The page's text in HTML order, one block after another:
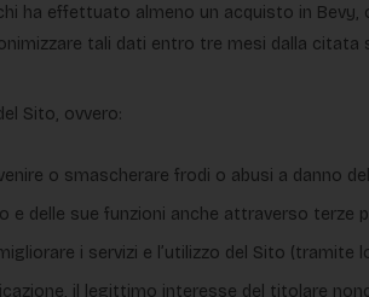
ha effettuato almeno un acquisto in
tali dati entro tre mesi dalla citata
Sito, ovvero:
o smascherare frodi o abusi a danno
delle sue funzioni anche attraverso terze
i servizi e l’utilizzo del Sito (tramite
il legittimo interesse del titolare